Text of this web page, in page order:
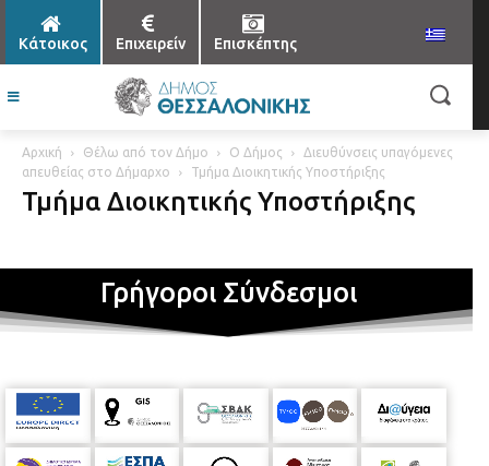
Κάτοικος Επιχειρείν Επισκέπτης
Αρχική Θέλω από τον Δήμο Ο Δήμος
Διευθύνσεις υπαγόμενες
απευθείας στο Δήμαρχο
Τμήμα Διοικητικής Υποστήριξης
Τμήμα Διοικητικής Υποστήριξης
Γρήγοροι Σύνδεσμοι